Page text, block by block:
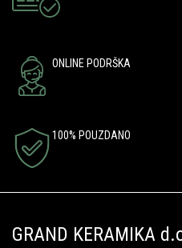
ONLINE PODRŠKA
100% POUZDANO
GRAND KERAMIKA